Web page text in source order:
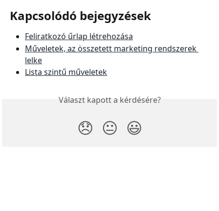
Kapcsolódó bejegyzések
Feliratkozó űrlap létrehozása
Műveletek, az összetett marketing rendszerek
lelke
Lista szintű műveletek
Választ kapott a kérdésére?
😞 😐 😃